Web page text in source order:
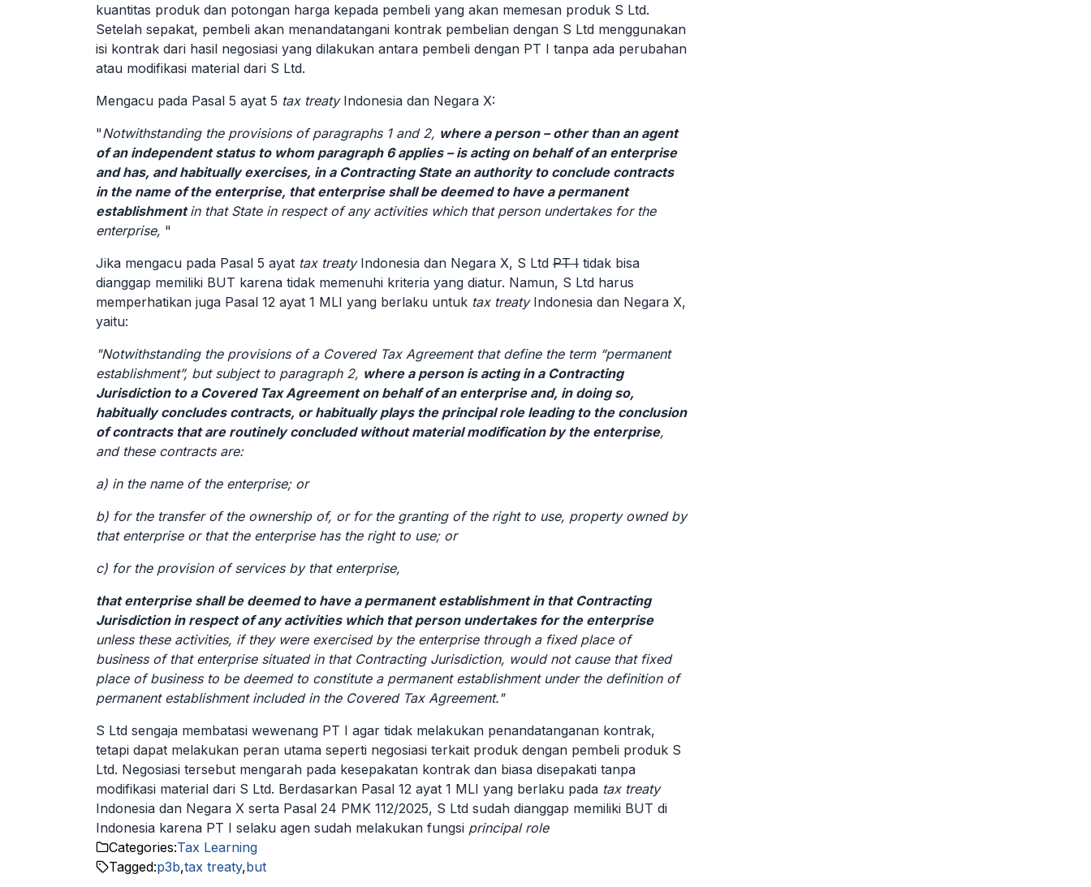
kuantitas produk dan potongan harga kepada pembeli yang akan memesan produk S Ltd.
Setelah sepakat, pembeli akan menandatangani kontrak pembelian dengan S Ltd menggunakan
isi kontrak dari hasil negosiasi yang dilakukan antara pembeli dengan PT I tanpa ada perubahan
atau modifikasi material dari S Ltd.
Mengacu pada Pasal 5 ayat 5 tax treatyIndonesia dan Negara X:
"Notwithstanding the provisions of paragraphs 1 and 2, where a person – other than an agent
of an independent status to whom paragraph 6 applies – is acting on behalf of an enterprise
and has, and habitually exercises, in a Contracting State an authority to conclude contracts
in the name of the enterprise, that enterprise shall be deemed to have a permanent
establishmentin that State in respect of any activities which that person undertakes for the
enterprise, "
Jika mengacu pada Pasal 5 ayat tax treatyIndonesia dan Negara X, S Ltd PT I tidak bisa
dianggap memiliki BUT karena tidak memenuhi kriteria yang diatur. Namun, S Ltd harus
memperhatikan juga Pasal 12 ayat 1 MLI yang berlaku untuk tax treatyIndonesia dan Negara X,
yaitu:
"Notwithstanding the provisions of a Covered Tax Agreement that define the term “permanent
establishment”, but subject to paragraph 2, where a person is acting in a Contracting
Jurisdiction to a Covered Tax Agreement on behalf of an enterprise and, in doing so,
habitually concludes contracts, or habitually plays the principal role leading to the conclusion
of contracts that are routinely concluded without material modification by the enterprise,
and these contracts are:
a) in the name of the enterprise; or
b) for the transfer of the ownership of, or for the granting of the right to use, property owned by
that enterprise or that the enterprise has the right to use; or
c) for the provision of services by that enterprise,
that enterprise shall be deemed to have a permanent establishment in that Contracting
Jurisdiction in respect of any activities which that person undertakes for the enterprise
unless these activities, if they were exercised by the enterprise through a fixed place of
business of that enterprise situated in that Contracting Jurisdiction, would not cause that fixed
place of business to be deemed to constitute a permanent establishment under the definition of
permanent establishment included in the Covered Tax Agreement."
S Ltd sengaja membatasi wewenang PT I agar tidak melakukan penandatanganan kontrak,
tetapi dapat melakukan peran utama seperti negosiasi terkait produk dengan pembeli produk S
Ltd. Negosiasi tersebut mengarah pada kesepakatan kontrak dan biasa disepakati tanpa
modifikasi material dari S Ltd. Berdasarkan Pasal 12 ayat 1 MLI yang berlaku pada tax treaty
Indonesia dan Negara X serta Pasal 24 PMK 112/2025, S Ltd sudah dianggap memiliki BUT di
Indonesia karena PT I selaku agen sudah melakukan fungsi principal role
Categories:Tax Learning
Tagged:p3b,tax treaty,but